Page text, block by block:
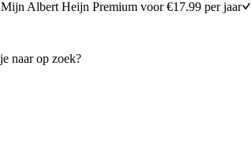
Mijn Albert Heijn Premium voor €17.99 per jaar